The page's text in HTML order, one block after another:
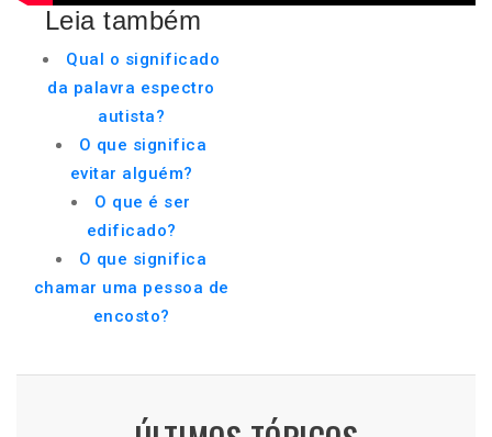
Leia também
Qual o significado
da palavra espectro
autista?
O que significa
evitar alguém?
O que é ser
edificado?
O que significa
chamar uma pessoa de
encosto?